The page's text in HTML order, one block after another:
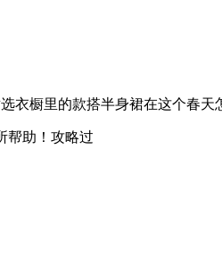
橱里的款搭半身裙在这个春天
帮助！攻略过